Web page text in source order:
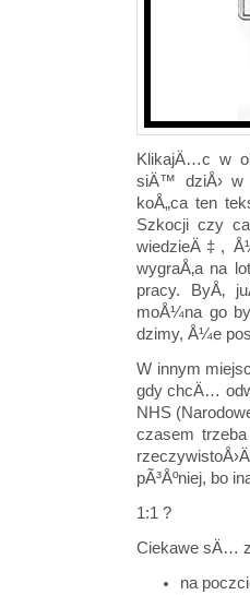
KlikajÄ…c w
siÄ™ dziÅ› w
koÅ„ca ten
Szkocji czy
wiedzieÄ‡,
wygraÅ‚a na
pracy. ByÅ‚
moÅ¼na go
dzimy, Å¼e
W innym
gdy chcÄ…
NHS
czasem
pÃ³Åºniej, bo
1:1 ?
Ciekawe sÄ…
na